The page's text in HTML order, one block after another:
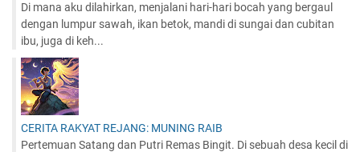
Di mana aku dilahirkan, menjalani hari-hari bocah yang bergaul
dengan lumpur sawah, ikan betok, mandi di sungai dan cubitan
ibu, juga di keh...
CERITA RAKYAT REJANG: MUNING RAIB
Pertemuan Satang dan Putri Remas Bingit. Di sebuah desa kecil di